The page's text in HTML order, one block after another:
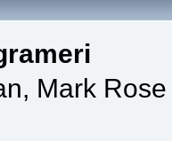
Mark